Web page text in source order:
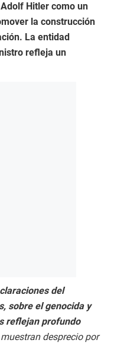
Hitler como un
la construcción
La entidad
refleja un
del
sobre el genocida y
reflejan profundo
muestran desprecio por